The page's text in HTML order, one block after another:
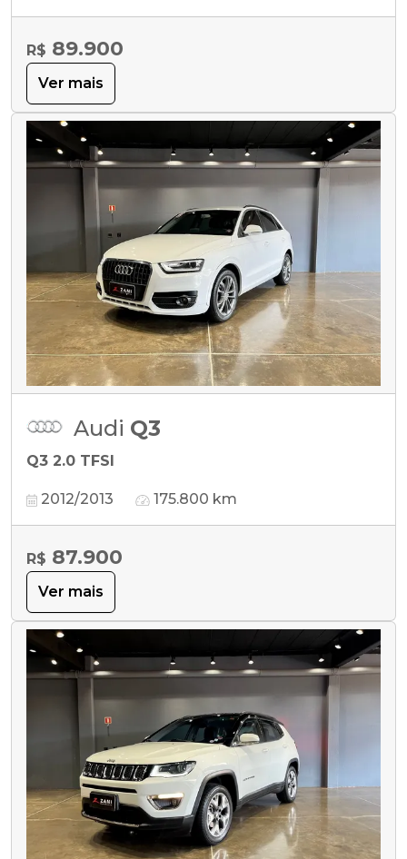
R$ 89.900
Ver mais
Audi Q3
Q3 2.0 TFSI
2012/2013 175.800 km
R$ 87.900
Ver mais